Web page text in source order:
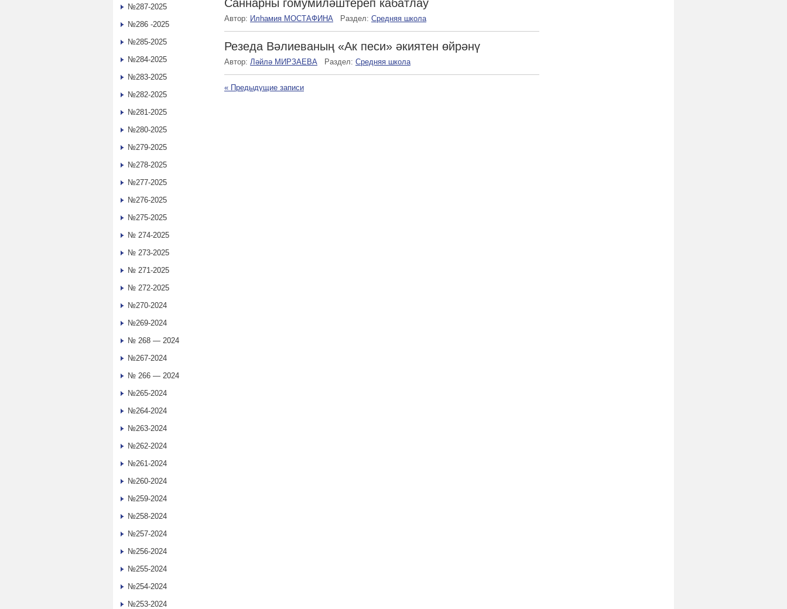
Саннарны гомумиләштереп кабатлау
Автор: Илһамия МОСТАФИНА Раздел: Средняя школа
Резеда Вәлиеваның «Ак песи» әкиятен өйрәнү
Автор: Ләйлә МИРЗАЕВА Раздел: Средняя школа
« Предыдущие записи
№287-2025
№286 -2025
№285-2025
№284-2025
№283-2025
№282-2025
№281-2025
№280-2025
№279-2025
№278-2025
№277-2025
№276-2025
№275-2025
№ 274-2025
№ 273-2025
№ 271-2025
№ 272-2025
№270-2024
№269-2024
№ 268 — 2024
№267-2024
№ 266 — 2024
№265-2024
№264-2024
№263-2024
№262-2024
№261-2024
№260-2024
№259-2024
№258-2024
№257-2024
№256-2024
№255-2024
№254-2024
№253-2024